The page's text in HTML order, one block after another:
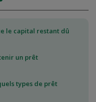
le capital restant dû
un prêt
types de prêt